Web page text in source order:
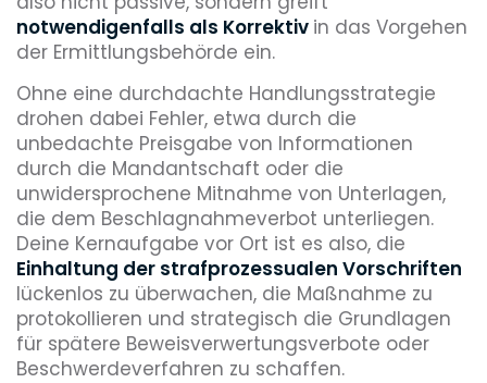
notwendigenfalls als Korrektiv in das Vorgehen
der Ermittlungsbehörde ein.
Ohne eine durchdachte Handlungsstrategie
drohen dabei Fehler, etwa durch die
unbedachte Preisgabe von Informationen
durch die Mandantschaft oder die
unwidersprochene Mitnahme von Unterlagen,
die dem Beschlagnahmeverbot unterliegen.
Deine Kernaufgabe vor Ort ist es also, die
Einhaltung der strafprozessualen Vorschriften
lückenlos zu überwachen, die Maßnahme zu
protokollieren und strategisch die Grundlagen
für spätere Beweisverwertungsverbote oder
Beschwerdeverfahren zu schaffen.